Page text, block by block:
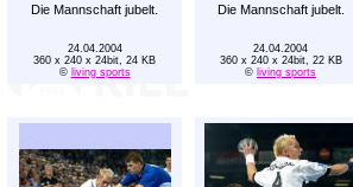
Die Mannschaft jubelt. Die Mannschaft jubelt.
24.04.2004
360 x 240 x 24bit, 24 KB
© living sports
24.04.2004
360 x 240 x 24bit, 22 KB
© living sports